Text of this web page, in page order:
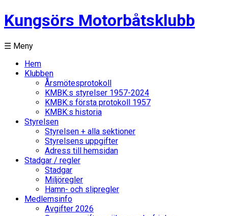
Kungsörs Motorbåtsklubb
☰ Meny
Hem
Klubben
Årsmötesprotokoll
KMBK:s styrelser 1957-2024
KMBK:s första protokoll 1957
KMBK:s historia
Styrelsen
Styrelsen + alla sektioner
Styrelsens uppgifter
Adress till hemsidan
Stadgar / regler
Stadgar
Miljöregler
Hamn- och slipregler
Medlemsinfo
Avgifter 2026